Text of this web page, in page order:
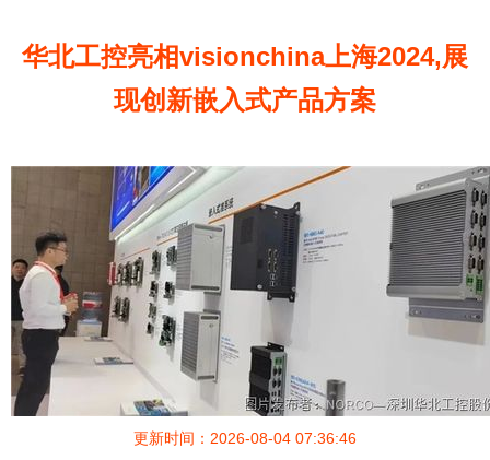
华北工控亮相visionchina上海2024,展
现创新嵌入式产品方案
更新时间：2026-08-04 07:36:46